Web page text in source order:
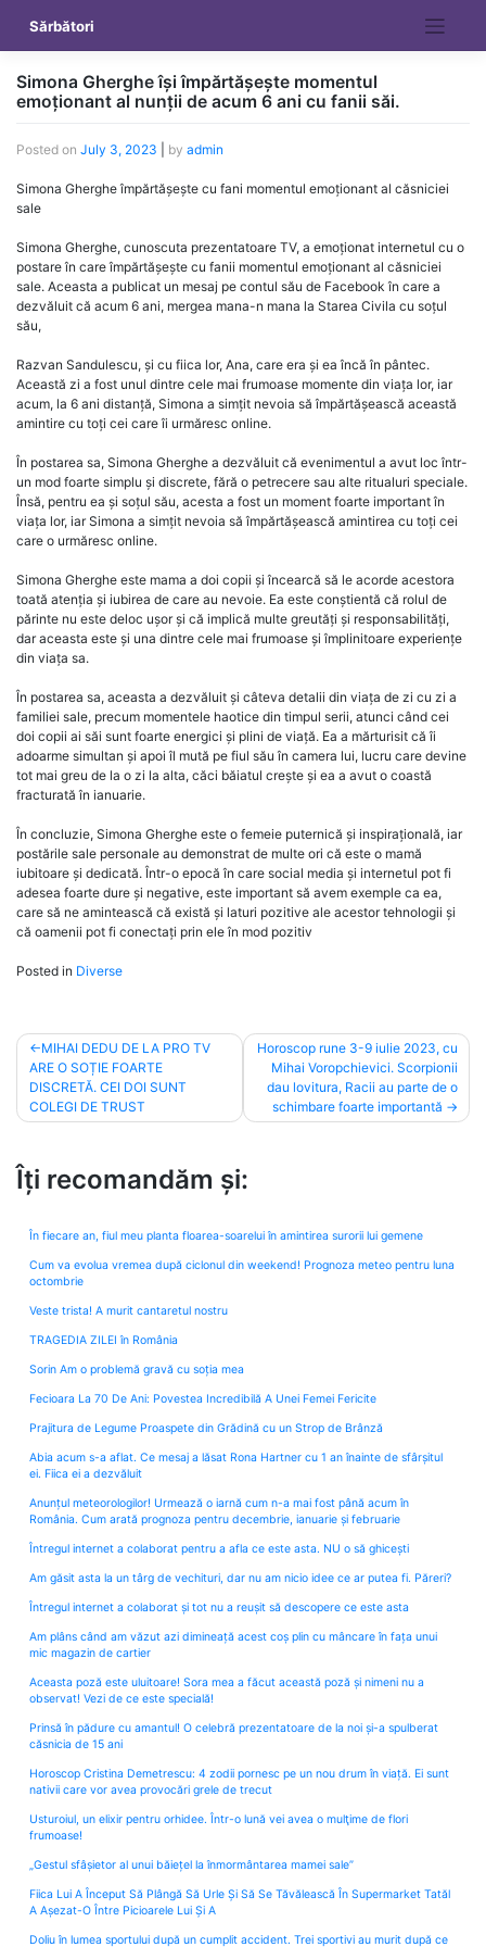
content
Sărbători
Simona Gherghe își împărtășește momentul
emoționant al nunții de acum 6 ani cu fanii săi.
Posted on July 3, 2023 by admin
Simona Gherghe împărtășește cu fani momentul emoționant al căsniciei
sale
Simona Gherghe, cunoscuta prezentatoare TV, a emoționat internetul cu o
postare în care împărtășește cu fanii momentul emoționant al căsniciei
sale. Aceasta a publicat un mesaj pe contul său de Facebook în care a
dezvăluit că acum 6 ani, mergea mana-n mana la Starea Civila cu soțul
său,
Razvan Sandulescu, și cu fiica lor, Ana, care era și ea încă în pântec.
Această zi a fost unul dintre cele mai frumoase momente din viața lor, iar
acum, la 6 ani distanță, Simona a simțit nevoia să împărtășească această
amintire cu toți cei care îi urmăresc online.
În postarea sa, Simona Gherghe a dezvăluit că evenimentul a avut loc într-
un mod foarte simplu și discrete, fără o petrecere sau alte ritualuri speciale.
Însă, pentru ea și soțul său, acesta a fost un moment foarte important în
viața lor, iar Simona a simțit nevoia să împărtășească amintirea cu toți cei
care o urmăresc online.
Simona Gherghe este mama a doi copii și încearcă să le acorde acestora
toată atenția și iubirea de care au nevoie. Ea este conștientă că rolul de
părinte nu este deloc ușor și că implică multe greutăți și responsabilități,
dar aceasta este și una dintre cele mai frumoase și împlinitoare experiențe
din viața sa.
În postarea sa, aceasta a dezvăluit și câteva detalii din viața de zi cu zi a
familiei sale, precum momentele haotice din timpul serii, atunci când cei
doi copii ai săi sunt foarte energici și plini de viață. Ea a mărturisit că îi
adoarme simultan și apoi îl mută pe fiul său în camera lui, lucru care devine
tot mai greu de la o zi la alta, căci băiatul crește și ea a avut o coastă
fracturată în ianuarie.
În concluzie, Simona Gherghe este o femeie puternică și inspirațională, iar
postările sale personale au demonstrat de multe ori că este o mamă
iubitoare și dedicată. Într-o epocă în care social media și internetul pot fi
adesea foarte dure și negative, este important să avem exemple ca ea,
care să ne amintească că există și laturi pozitive ale acestor tehnologii și
că oamenii pot fi conectați prin ele în mod pozitiv
Posted in Diverse
Post
navigation
MIHAI DEDU DE LA PRO TV
ARE O SOȚIE FOARTE
DISCRETĂ. CEI DOI SUNT
COLEGI DE TRUST
Horoscop rune 3-9 iulie 2023, cu
Mihai Voropchievici. Scorpionii
dau lovitura, Racii au parte de o
schimbare foarte importantă
Îți recomandăm și:
În fiecare an, fiul meu planta floarea-soarelui în amintirea surorii lui gemene
Cum va evolua vremea după ciclonul din weekend! Prognoza meteo pentru luna
octombrie
Veste trista! A murit cantaretul nostru
TRAGEDIA ZILEI în România
Sorin Am o problemă gravă cu soția mea
Fecioara La 70 De Ani: Povestea Incredibilă A Unei Femei Fericite
Prajitura de Legume Proaspete din Grădină cu un Strop de Brânză
Abia acum s-a aflat. Ce mesaj a lăsat Rona Hartner cu 1 an înainte de sfârșitul
ei. Fiica ei a dezvăluit
Anunțul meteorologilor! Urmează o iarnă cum n-a mai fost până acum în
România. Cum arată prognoza pentru decembrie, ianuarie și februarie
Întregul internet a colaborat pentru a afla ce este asta. NU o să ghicești
Am găsit asta la un târg de vechituri, dar nu am nicio idee ce ar putea fi. Păreri?
Întregul internet a colaborat și tot nu a reușit să descopere ce este asta
Am plâns când am văzut azi dimineață acest coș plin cu mâncare în fața unui
mic magazin de cartier
Aceasta poză este uluitoare! Sora mea a făcut această poză și nimeni nu a
observat! Vezi de ce este specială!
Prinsă în pădure cu amantul! O celebră prezentatoare de la noi și-a spulberat
căsnicia de 15 ani
Horoscop Cristina Demetrescu: 4 zodii pornesc pe un nou drum în viață. Ei sunt
nativii care vor avea provocări grele de trecut
Usturoiul, un elixir pentru orhidee. Într-o lună vei avea o mulţime de flori
frumoase!
„Gestul sfâșietor al unui băiețel la înmormântarea mamei sale”
Fiica Lui A Început Să Plângă Să Urle Și Să Se Tăvălească În Supermarket Tatăl
A Așezat-O Între Picioarele Lui Și A
Doliu în lumea sportului după un cumplit accident. Trei sportivi au murit după ce